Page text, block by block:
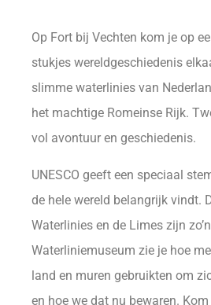
Op Fort bij Vechten kom je op
stukjes wereldgeschiedenis
slimme waterlinies van
het machtige Romeinse Rijk.
vol avontuur en geschiedenis.
UNESCO geeft een speciaal
de hele wereld belangrijk vindt.
Waterlinies en de Limes zijn
Waterliniemuseum zie je hoe
land en muren gebruikten om
en hoe we dat nu bewaren.